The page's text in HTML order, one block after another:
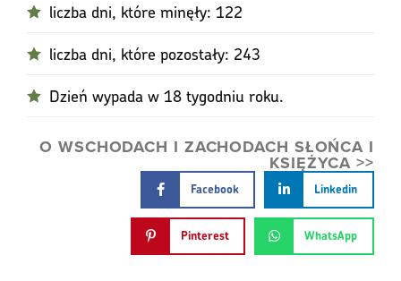
liczba dni, które minęły: 122
liczba dni, które pozostały: 243
Dzień wypada w 18 tygodniu roku.
O WSCHODACH I ZACHODACH SŁOŃCA I
KSIĘŻYCA >>
Facebook Linkedin
Pinterest WhatsApp